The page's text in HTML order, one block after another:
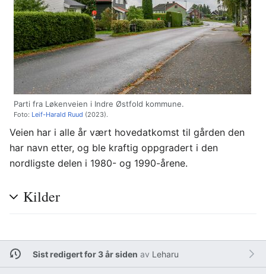
Parti fra Løkenveien i Indre Østfold kommune.
Foto: Leif-Harald Ruud (2023).
Veien har i alle år vært hovedatkomst til gården den
har navn etter, og ble kraftig oppgradert i den
nordligste delen i 1980- og 1990-årene.
Kilder
Sist redigert for 3 år siden av Leharu